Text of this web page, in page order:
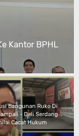
Kantor BPHL
Bangunan Ruko Di
- Deli Serdang
Cacat Hukum